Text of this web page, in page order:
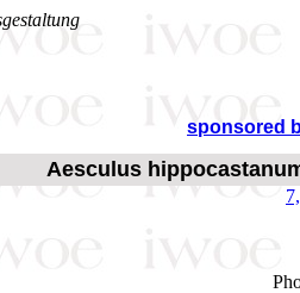
sponsored
Aesculus